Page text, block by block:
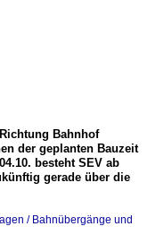
Bahnhof
der geplanten Bauzeit
besteht SEV ab
gerade über die
/ Bahnübergänge und